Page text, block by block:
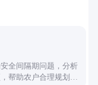
全间隔期问题，分析
帮助农户合理规划农